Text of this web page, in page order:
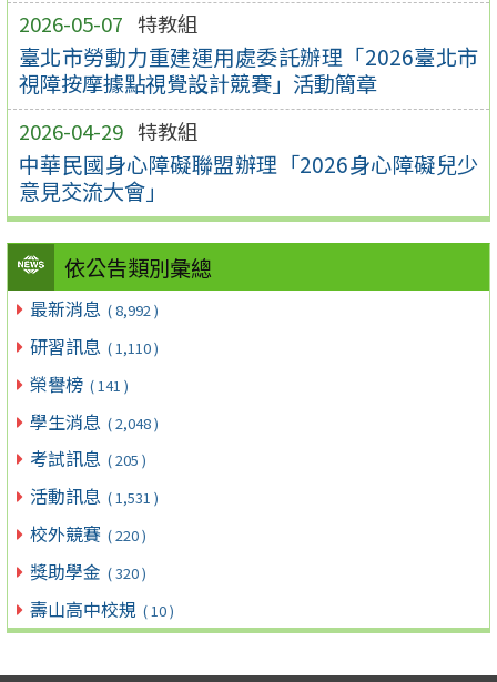
2026-05-07 特教組
臺北市勞動力重建運用處委託辦理「2026臺北市
視障按摩據點視覺設計競賽」活動簡章
2026-04-29 特教組
中華民國身心障礙聯盟辦理「2026身心障礙兒少
意見交流大會」
依公告類別彙總
最新消息 ( 8,992 )
研習訊息 ( 1,110 )
榮譽榜 ( 141 )
學生消息 ( 2,048 )
考試訊息 ( 205 )
活動訊息 ( 1,531 )
校外競賽 ( 220 )
獎助學金 ( 320 )
壽山高中校規 ( 10 )